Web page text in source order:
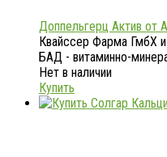
Доппельгерц Актив от
Квайссер Фарма ГмбХ
БАД - витаминно-
Нет в наличии
Купить